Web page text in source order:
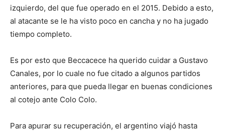
izquierdo, del que fue operado en el 2015. Debido a esto,
al atacante se le ha visto poco en cancha y no ha jugado
tiempo completo.
Es por esto que Beccacece ha querido cuidar a Gustavo
Canales, por lo cuale no fue citado a algunos partidos
anteriores, para que pueda llegar en buenas condiciones
al cotejo ante Colo Colo.
Para apurar su recuperación, el argentino viajó hasta